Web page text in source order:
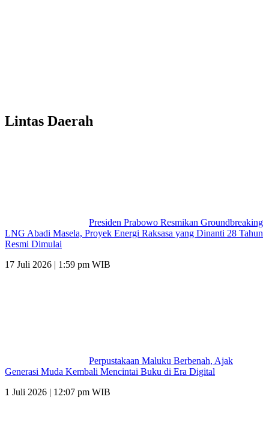
Lintas Daerah
Presiden Prabowo Resmikan Groundbreaking
LNG Abadi Masela, Proyek Energi Raksasa yang Dinanti 28 Tahun
Resmi Dimulai
17 Juli 2026 | 1:59 pm WIB
Perpustakaan Maluku Berbenah, Ajak
Generasi Muda Kembali Mencintai Buku di Era Digital
1 Juli 2026 | 12:07 pm WIB